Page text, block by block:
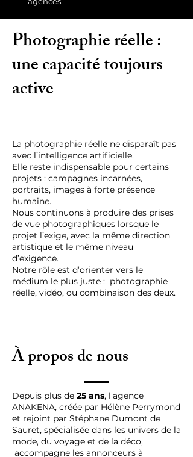
Photographie réelle :
une capacité toujours
active
La photographie réelle ne disparaît pas
avec l’intelligence artificielle.
Elle reste indispensable pour certains
projets : campagnes incarnées,
portraits, images à forte présence
humaine.
Nous continuons à produire des prises
de vue photographiques lorsque le
projet l’exige, avec la même direction
artistique et le même niveau
d’exigence.
Notre rôle est d’orienter vers le
médium le plus juste : photographie
réelle, vidéo, ou combinaison des deux.
À propos de nous
Depuis plus de 25 ans, l'agence
ANAKENA, créée par Hélène Perrymond
et rejoint par Stéphane Dumont de
Sauret, spécialisée dans les univers de la
mode, du voyage et de la déco,
accompagne les annonceurs à